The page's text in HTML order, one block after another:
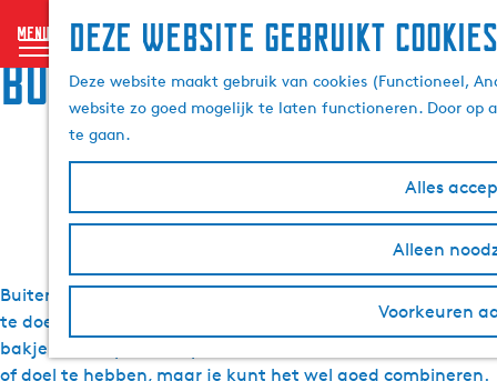
Deze website gebruikt cookies
Deze website maakt gebruik van cookies (Functioneel,
website zo goed mogelijk te laten functioneren. Door op
te gaan.
Alles
Alleen
Voorkeuren
menu
a
n
a
a
d
h
m
e
Buitenwerkambassadeu
r Yvonne vertelt
11 september 2024 | Wendy | |
Buiten zijn maakt je veerkrachtig. Je hoeft niet per se iets
te doen: ga lummelen, een goed gesprek voeren of een
bakje koffie op de stoep drinken. Niet alles hoeft een nut
of doel te hebben, maar je kunt het wel goed combineren.